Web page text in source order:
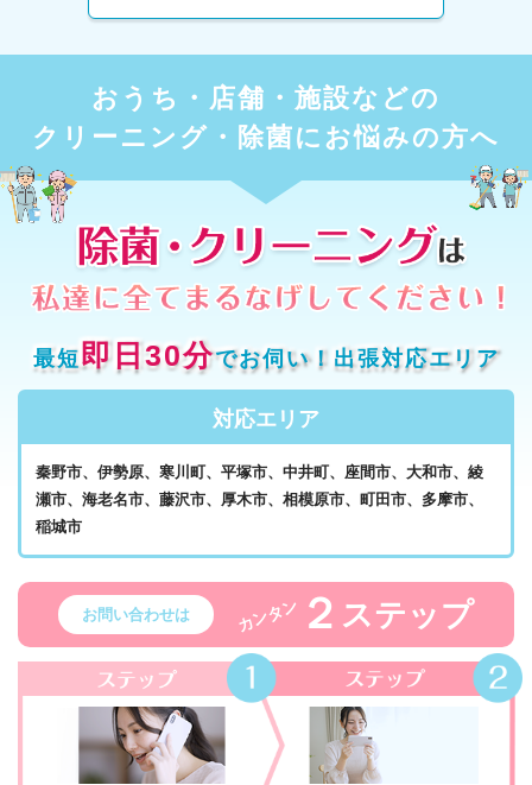
おうち・店舗・施設などの
クリーニング・除菌にお悩みの方へ
最短即日30分でお伺い！出張対応エリア
対応エリア
秦野市、伊勢原、寒川町、平塚市、中井町、座間市、大和市、綾
瀬市、海老名市、藤沢市、厚木市、相模原市、町田市、多摩市、
稲城市
お問い合わせは カンタン ２ ステップ